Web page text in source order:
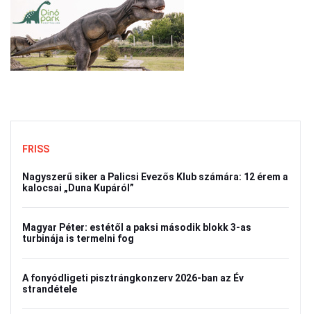
FRISS
Nagyszerű siker a Palicsi Evezős Klub számára: 12 érem a
kalocsai „Duna Kupáról”
Magyar Péter: estétől a paksi második blokk 3-as
turbinája is termelni fog
A fonyódligeti pisztrángkonzerv 2026-ban az Év
strandétele